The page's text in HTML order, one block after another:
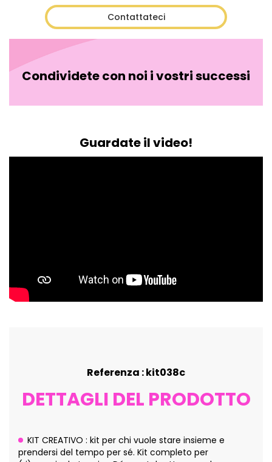
Contattateci
Condividete con noi i vostri successi
Guardate il video!
Referenza : kit038c
DETTAGLI DEL PRODOTTO
KIT CREATIVO : kit per chi vuole stare insieme e
prendersi del tempo per sé. Kit completo per